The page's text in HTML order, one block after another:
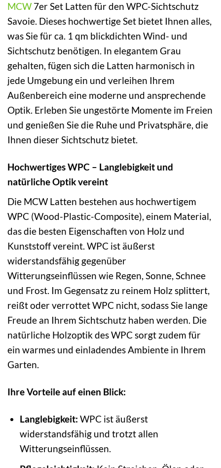
MCW 7er Set Latten für den WPC-Sichtschutz
Savoie. Dieses hochwertige Set bietet Ihnen alles,
was Sie für ca. 1 qm blickdichten Wind- und
Sichtschutz benötigen. In elegantem Grau
gehalten, fügen sich die Latten harmonisch in
jede Umgebung ein und verleihen Ihrem
Außenbereich eine moderne und ansprechende
Optik. Erleben Sie ungestörte Momente im Freien
und genießen Sie die Ruhe und Privatsphäre, die
Ihnen dieser Sichtschutz bietet.
Hochwertiges WPC – Langlebigkeit und
natürliche Optik vereint
Die MCW Latten bestehen aus hochwertigem
WPC (Wood-Plastic-Composite), einem Material,
das die besten Eigenschaften von Holz und
Kunststoff vereint. WPC ist äußerst
widerstandsfähig gegenüber
Witterungseinflüssen wie Regen, Sonne, Schnee
und Frost. Im Gegensatz zu reinem Holz splittert,
reißt oder verrottet WPC nicht, sodass Sie lange
Freude an Ihrem Sichtschutz haben werden. Die
natürliche Holzoptik des WPC sorgt zudem für
ein warmes und einladendes Ambiente in Ihrem
Garten.
Ihre Vorteile auf einen Blick:
Langlebigkeit: WPC ist äußerst
widerstandsfähig und trotzt allen
Witterungseinflüssen.